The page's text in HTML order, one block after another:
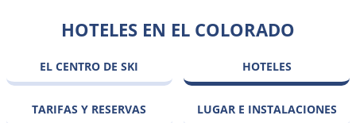
HOTELES EN EL COLORADO
EL CENTRO DE SKI HOTELES
TARIFAS Y RESERVAS LUGAR E INSTALACIONES